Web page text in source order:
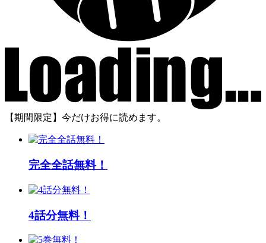
【期間限定】今だけお得に読めます。
完全全話無料！
4話分無料！